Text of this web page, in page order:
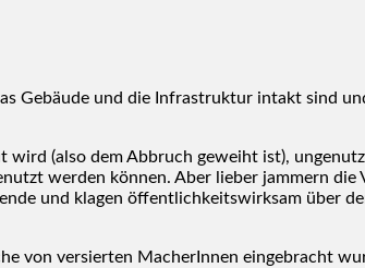
Gebäu­de und die Infra­struk­tur intakt sind
(also dem Abbruch geweiht ist),
wer­den kön­nen. Aber lie­ber jam­mern
und kla­gen öffent­lich­keits­wirk­sam über
von ver­sier­ten Mache­rIn­nen ein­ge­bracht